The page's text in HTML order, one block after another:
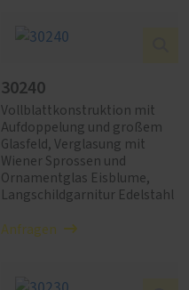
30240
Vollblattkonstruktion mit
Aufdoppelung und großem
Glasfeld, Verglasung mit
Wiener Sprossen und
Ornamentglas Eisblume,
Langschildgarnitur Edelstahl
Anfragen